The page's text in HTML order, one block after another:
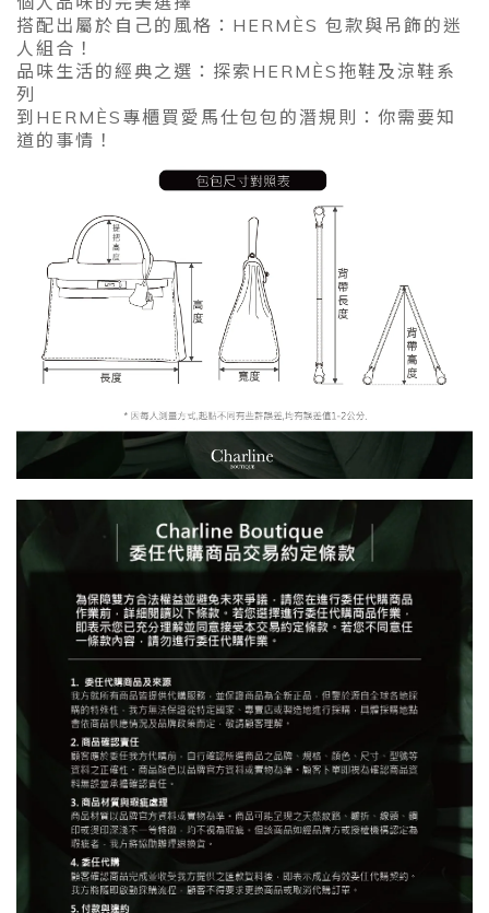
搭配出屬於自己的風格：HERMÈS 包款與吊飾的迷
人組合！
品味生活的經典之選：探索HERMÈS拖鞋及涼鞋系
列
到HERMÈS專櫃買愛馬仕包包的潛規則：你需要知
道的事情！